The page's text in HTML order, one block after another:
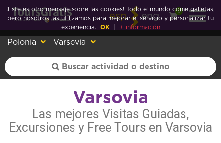
esp eng
0
Polonia Varsovia
Varsovia
Las mejores Visitas Guiadas,
Excursiones y Free Tours en Varsovia
¡Este es otro mensaje sobre las cookies! Todo el mundo come galletas,
pero nosotros las utilizamos para mejorar el servicio y personalizar tu
experiencia.
OK + información